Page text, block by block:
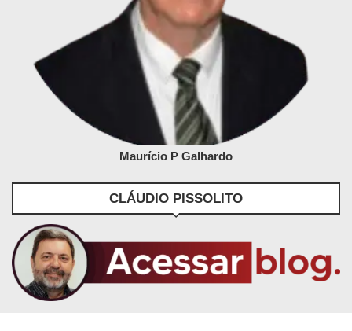
Maurício P Galhardo
CLÁUDIO PISSOLITO